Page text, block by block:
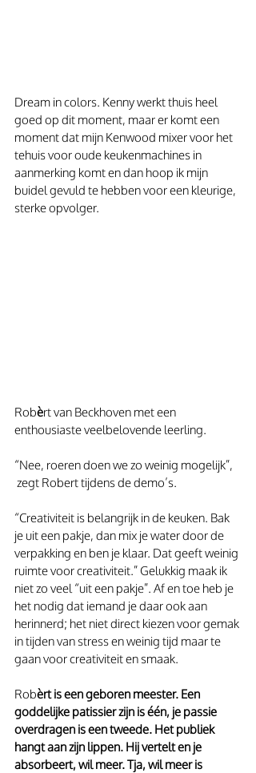
Dream in colors. Kenny werkt thuis heel
goed op dit moment, maar er komt een
moment dat mijn Kenwood mixer voor het
tehuis voor oude keukenmachines in
aanmerking komt en dan hoop ik mijn
buidel gevuld te hebben voor een kleurige,
sterke opvolger.
Robèrt van Beckhoven met een
enthousiaste veelbelovende leerling.
“Nee, roeren doen we zo weinig mogelijk”,
zegt Robert tijdens de demo’s.
“Creativiteit is belangrijk in de keuken. Bak
je uit een pakje, dan mix je water door de
verpakking en ben je klaar. Dat geeft weinig
ruimte voor creativiteit.” Gelukkig maak ik
niet zo veel “uit een pakje”. Af en toe heb je
het nodig dat iemand je daar ook aan
herinnerd; het niet direct kiezen voor gemak
in tijden van stress en weinig tijd maar te
gaan voor creativiteit en smaak.
Robèrt is een geboren meester. Een
goddelijke patissier zijn is één, je passie
overdragen is een tweede. Het publiek
hangt aan zijn lippen. Hij vertelt en je
absorbeert, wil meer. Tja, wil meer is